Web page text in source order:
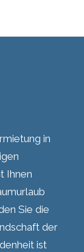
in
Ihnen
Sie die
der
ist